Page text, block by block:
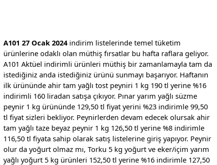
A101 27 Ocak 2024indirim listelerinde temel tüketim
ürünlerine odaklı olan müthiş fırsatlar bu hafta raflara geliyor.
A101 Aktüel indirimli ürünleri müthiş bir zamanlamayla tam da
istediğiniz anda istediğiniz ürünü sunmayı başarıyor. Haftanın
ilk ürününde ahir tam yağlı tost peyniri 1 kg 190 tl yerine %16
indirimli 160 liradan satışa çıkıyor. Pınar yarım yağlı süzme
peynir 1 kg ürününde 129,50 tl fiyat yerini %23 indirimle 99,50
tl fiyat sizleri bekliyor. Peynirlerden devam edecek olursak ahir
tam yağlı taze beyaz peynir 1 kg 126,50 tl yerine %8 indirimle
116,50 tl fiyata sahip olarak satış listelerine giriş yapıyor. Peynir
olur da yoğurt olmaz mı, Torku 5 kg yoğurt ve eker/içim yarım
yağlı yoğurt 5 kg ürünleri 152,50 tl yerine %16 indirimle 127,50